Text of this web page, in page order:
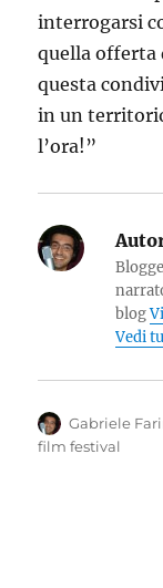
interrogarsi
quella offerta
questa
in un
l’ora!”
blog
Vedi
Autore
Gabriele
film festival